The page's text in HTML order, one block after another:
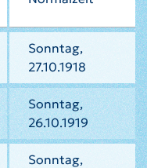
Sonntag,
27.10.1918
Sonntag,
26.10.1919
Sonntag,